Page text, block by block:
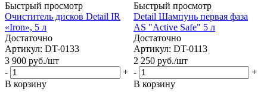
Быстрый просмотр
Очиститель дисков Detail IR
«Iron», 5 л
Достаточно
Артикул: DT-0133
3 900 руб./шт
-
+
В корзину
Быстрый просмотр
Detail Шампунь первая фаза
AS "Active Safe" 5 л
Достаточно
Артикул: DT-0113
2 250 руб./шт
-
+
В корзину